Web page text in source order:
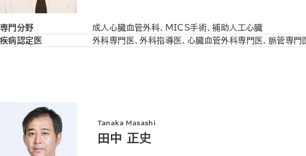
専門分野
成人心臓血管外科、MICS手術、補助人工心臓
疾病認定医
外科専門医、外科指導医、心臓血管外科専門医、脈管専
田中 正史
Tanaka Masashi